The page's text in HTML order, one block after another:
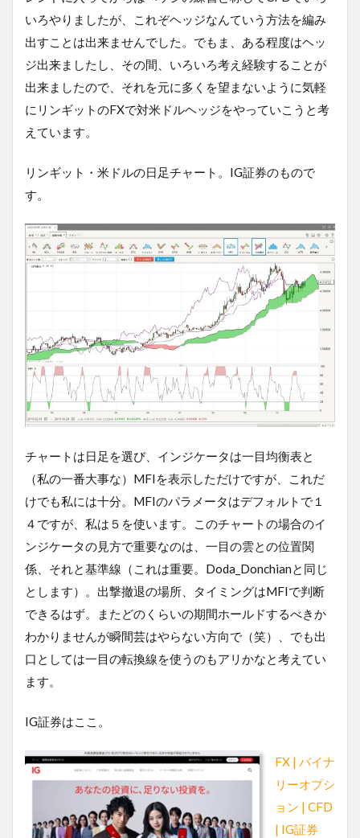
いろやりましたが、これぞヘッジなんていう方法を編み
出すことは出来ませんでした。でもま、ある程度はヘッ
ジ出来ましたし、その間、いろいろ考え経験することが
出来ましたので、それを元に多くを望まないように気軽
にリンギットのFXで対米ドルヘッジをやっていこうと考
えています。
リンギット・米ドルの日足チャート。IG証券のもので
す。
チャートは日足を選び、インジケータは一目均衡表と
（私の一番大事な）MFIを表示しただけですが、これだ
けでも私には十分。MFIのパラメータはデフォルトで１
４ですが、私は５を使います。このチャートの場合のイ
ンジケータの見方で重要なのは、一目の雲との位置関
係、それと基準線（これは重要。Doda_Donchianと同じ
とします）。出撃撤退の場所、タイミングはMFIで判断
できるはず。またどのくらいの期間ホールドするべきか
わかりませんが瞬間芸はやらない方向で（笑）、でも出
口としては一目の転換線を使うのもアリかなと考えてい
ます。
IG証券はここ。
FX | バイナ
リーオプシ
ョン | CFD
| IG証券